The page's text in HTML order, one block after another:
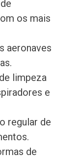
os mais
aeronaves
limpeza
e
regular de
de